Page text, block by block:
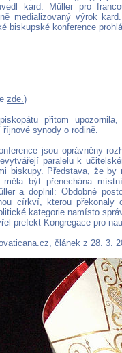
kard. Műller pro
medializovaný výrok
biskupské konference
zde.)
přitom
synody o rodině.
jsou oprávněny
paralelu k
biskupy. Představa, že
být přenechána
a doplnil: Obdobné
církví, kterou překonaly
kategorie namísto
prefekt Kongregace pro
, článek z 28. 3.